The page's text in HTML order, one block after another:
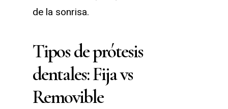
de la sonrisa.
Tipos de prótesis
dentales: Fija vs
Removible